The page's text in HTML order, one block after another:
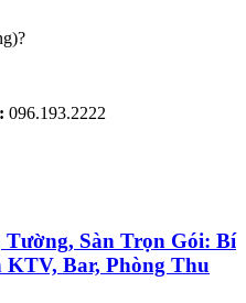
096.193.2222
Sàn Trọn Gói: Bí
KTV, Bar, Phòng Thu